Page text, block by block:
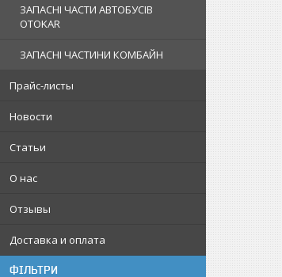
ЗАПАСНІ ЧАСТИ АВТОБУСІВ
OTOKAR
ЗАПАСНІ ЧАСТИНИ КОМБАЙН
Прайс-листы
Новости
Статьи
О нас
Отзывы
Доставка и оплата
ФІЛЬТРИ